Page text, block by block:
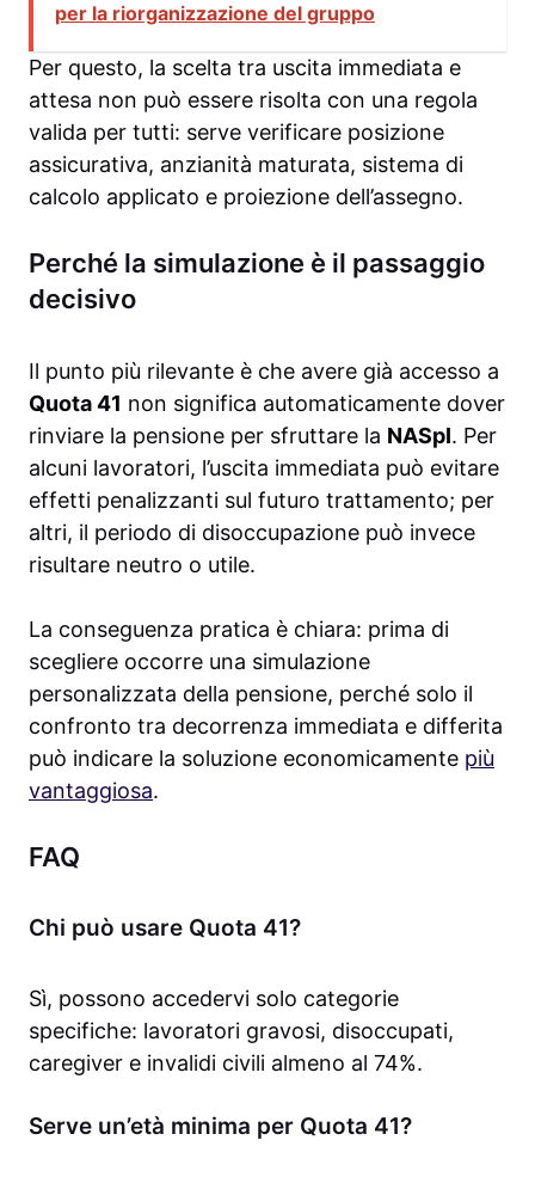
per la riorganizzazione del gruppo
Per questo, la scelta tra uscita immediata e
attesa non può essere risolta con una regola
valida per tutti: serve verificare posizione
assicurativa, anzianità maturata, sistema di
calcolo applicato e proiezione dell’assegno.
Perché la simulazione è il passaggio
decisivo
Il punto più rilevante è che avere già accesso a
Quota 41 non significa automaticamente dover
rinviare la pensione per sfruttare la NASpI. Per
alcuni lavoratori, l’uscita immediata può evitare
effetti penalizzanti sul futuro trattamento; per
altri, il periodo di disoccupazione può invece
risultare neutro o utile.
La conseguenza pratica è chiara: prima di
scegliere occorre una simulazione
personalizzata della pensione, perché solo il
confronto tra decorrenza immediata e differita
può indicare la soluzione economicamente più
vantaggiosa.
FAQ
Chi può usare Quota 41?
Sì, possono accedervi solo categorie
specifiche: lavoratori gravosi, disoccupati,
caregiver e invalidi civili almeno al 74%.
Serve un’età minima per Quota 41?